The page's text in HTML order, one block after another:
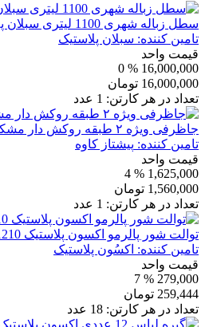
سطل زباله شهری 1100 لیتری سبلان پلاستیک
تامین کننده: سبلان پلاستیک
قیمت واحد
16,000,000
% 0
16,000,000 تومان
تعداد در هر کارتن: 1 عدد
جاظرفی ویژه ۲ طبقه روکش دار مشکی پیشتاز کاوه 156
تامین کننده: پیشتاز کاوه
قیمت واحد
1,625,000
% 4
1,560,000 تومان
تعداد در هر کارتن: 1 عدد
توالت شور پالرمو اکسون پلاستیک 1210
تامین کننده: اکسُون پلاستیک
قیمت واحد
279,000
% 7
259,444 تومان
تعداد در هر کارتن: 18 عدد